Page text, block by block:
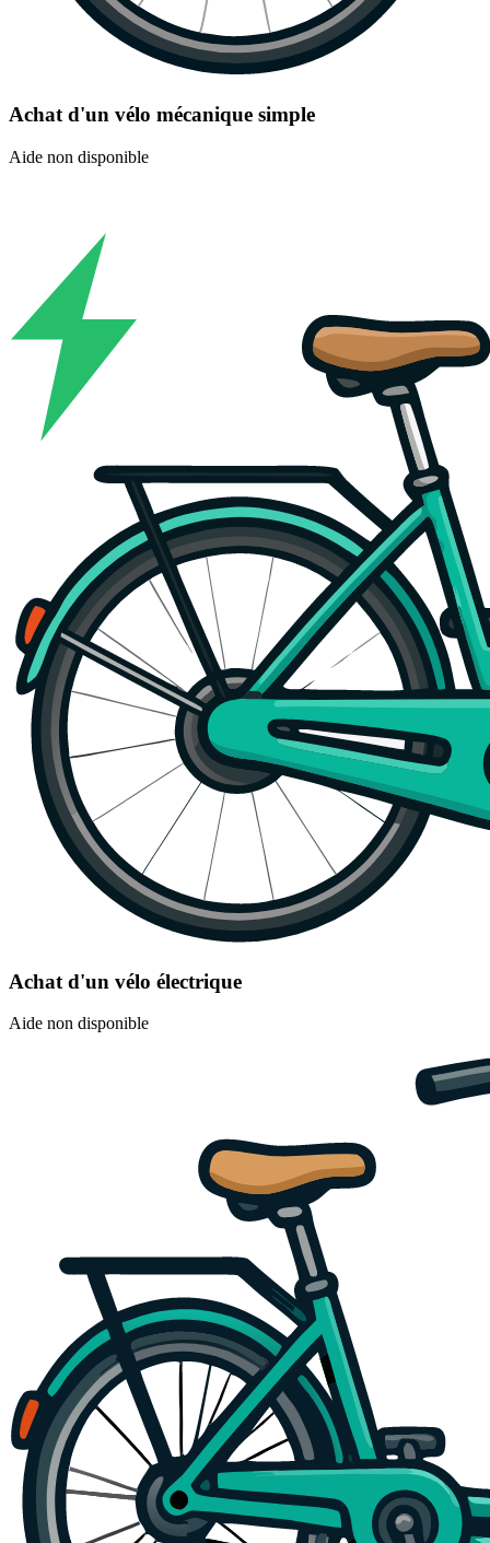
Achat d'un vélo mécanique simple
Aide non disponible
Achat d'un vélo électrique
Aide non disponible